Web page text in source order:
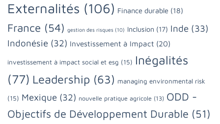
Externalités (106) Finance durable (18)
France (54) gestion des risques (10) Inclusion (17) Inde (33)
Indonésie (32) Investissement à Impact (20)
investissement à impact social et esg (15) Inégalités
(77) Leadership (63) managing environmental risk
(15) Mexique (32) nouvelle pratique agricole (13) ODD -
Objectifs de Développement Durable (51)